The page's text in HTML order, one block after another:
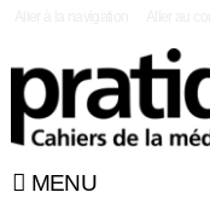
MENU